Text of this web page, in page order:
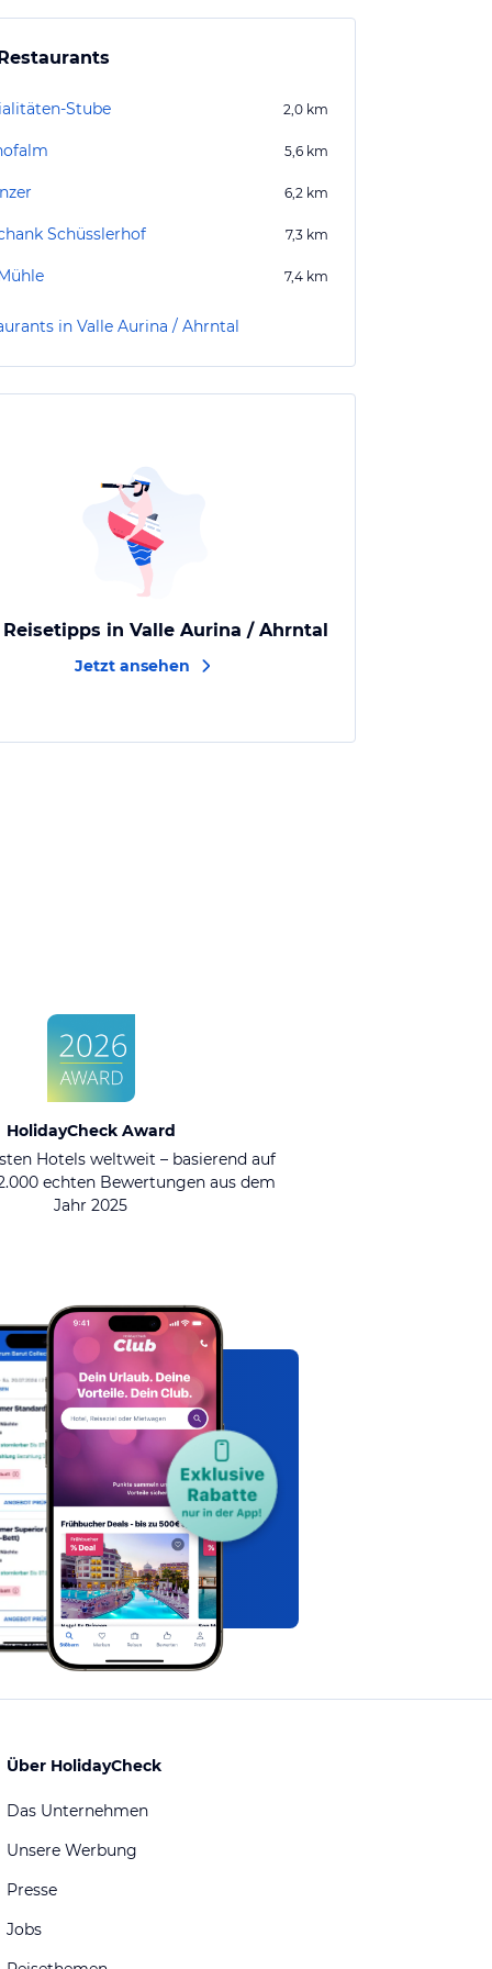
Stube 2,0 km
5,6 km
6,2 km
Schüsslerhof 7,3 km
7,4 km
in Valle Aurina / Ahrntal
in Valle Aurina / Ahrntal
Jetzt ansehen
HolidayCheck Award
Hotels weltweit – basierend auf
echten Bewertungen aus dem
Jahr 2025
Über HolidayCheck
Das Unternehmen
Unsere Werbung
Presse
Jobs